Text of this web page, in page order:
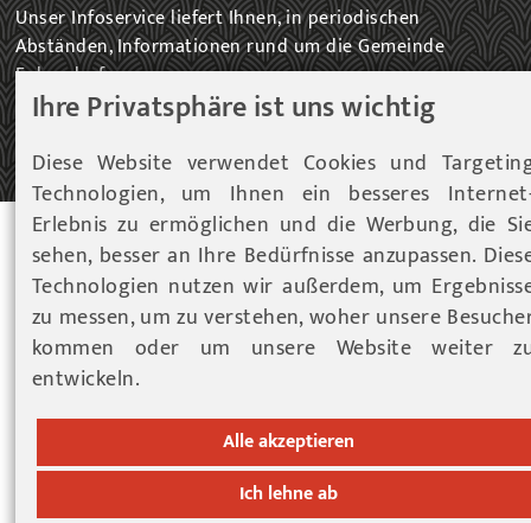
Ihre Privatsphäre ist uns wichtig
Diese Website verwendet Cookies und
Technologien, um Ihnen ein besseres
Erlebnis zu ermöglichen und die Werbung, die
sehen, besser an Ihre Bedürfnisse anzupassen.
Technologien nutzen wir außerdem, um
zu messen, um zu verstehen, woher unsere
kommen oder um unsere Website weiter
entwickeln.
Alle akzeptieren
Ich lehne ab
Unser Infoservice liefert Ihnen, in periodischen
Abständen, Informationen rund um die Gemeinde
Fohnsdorf.
ZUM NEWSLETTER EINTRAG...
© 2026 Gemeinde Fohnsdorf |Datenschutz|Cookies
Hinweise|Impressum
Werbeagentur Gössler & Sailer OG